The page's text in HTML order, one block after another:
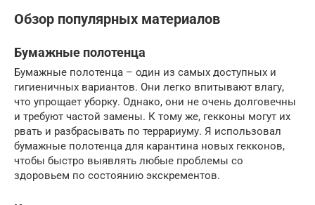
Обзор популярных материалов
Бумажные полотенца
Бумажные полотенца – один из самых доступных и
гигиеничных вариантов. Они легко впитывают влагу,
что упрощает уборку. Однако, они не очень долговечны
и требуют частой замены. К тому же, гекконы могут их
рвать и разбрасывать по террариуму. Я использовал
бумажные полотенца для карантина новых гекконов,
чтобы быстро выявлять любые проблемы со
здоровьем по состоянию экскрементов.